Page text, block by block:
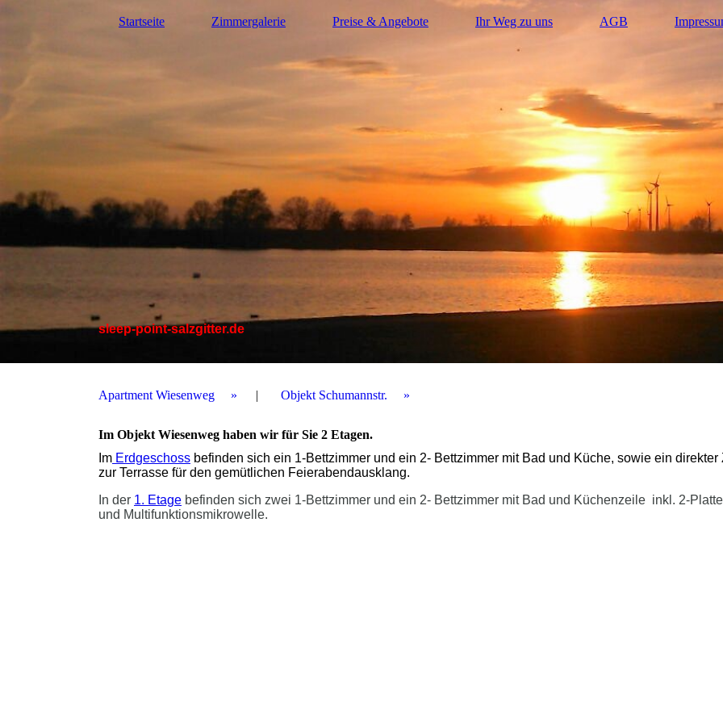
Startseite Zimmergalerie Preise & Angebote Ihr Weg zu uns AGB
sleep-point-salzgitter.de
Apartment Wiesenweg Objekt Schumannstr.
Im Objekt Wiesenweg haben wir für Sie 2 Etagen.
Im Erdgeschoss befinden sich ein 1-Bettzimmer und ein 2- Bettzimmer mit Bad und Küche, sowie ein direkter
zur Terrasse für den gemütlichen Feierabendausklang.
In der 1. Etage befinden sich zwei 1-Bettzimmer und ein 2- Bettzimmer mit Bad und Küchenzeile inkl. 2-
und Multifunktionsmikrowelle.